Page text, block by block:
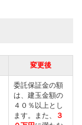
変更後
委託保証金の額
は、建玉金額の
４０％以上とし
ます。また、
３